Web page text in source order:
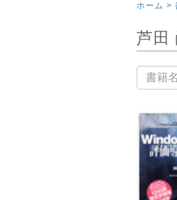
ホーム >
芦田
書籍名